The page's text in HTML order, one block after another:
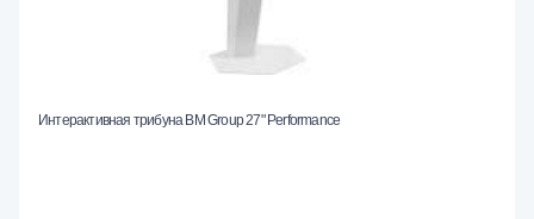
Интерактивная трибуна BM Group 27" Performance